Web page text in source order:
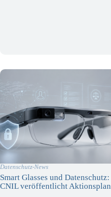
Datenschutz-News
Smart Glasses und Datenschutz:
CNIL veröffentlicht Aktionsplan